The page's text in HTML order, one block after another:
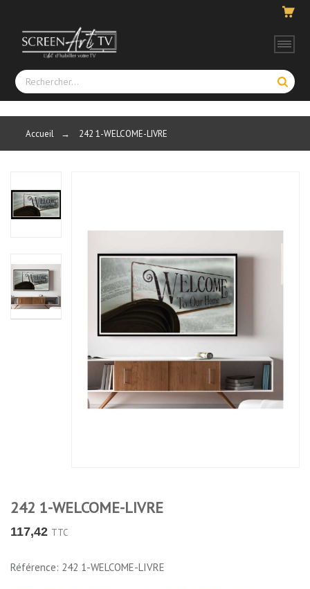
Accueil → 242 1-WELCOME-LIVRE
242 1-WELCOME-LIVRE
117,42 TTC
Référence: 242 1-WELCOME-LIVRE